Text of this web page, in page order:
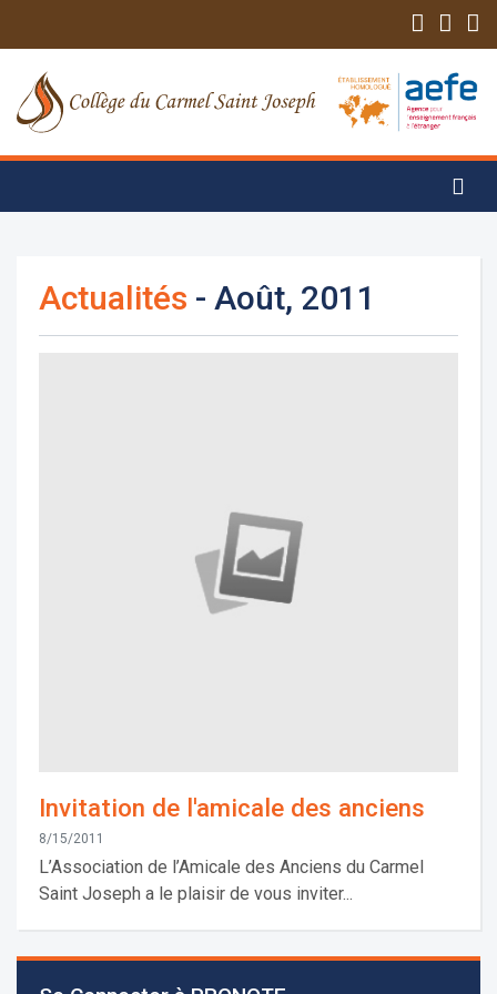
Actualités - Août, 2011
Invitation de l'amicale des anciens
8/15/2011
L’Association de l’Amicale des Anciens du Carmel
Saint Joseph a le plaisir de vous inviter...